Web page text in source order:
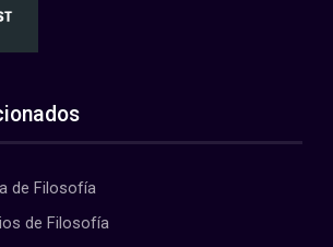
de Filosofía
de Filosofía